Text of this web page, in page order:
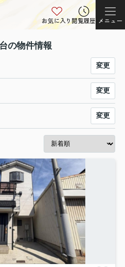
お気に入り閲覧履歴 メニュー
の物件情報
変更
変更
変更